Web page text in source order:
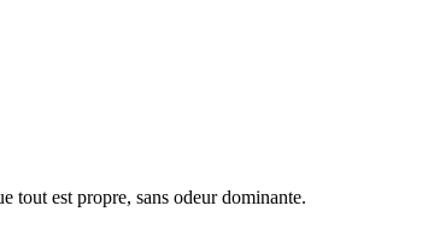
tout est propre, sans odeur dominante.